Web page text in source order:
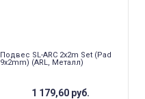
Подвес SL-ARC 2x2m Set (Pad
9x2mm) (ARL, Металл)
1 179,60 руб.